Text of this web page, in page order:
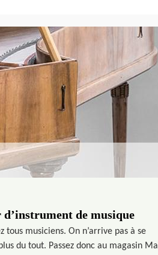
de musique
musiciens. On n’arrive pas à se
du tout. Passez donc au magasin